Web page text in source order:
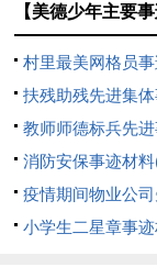
【美德少年主要
村里最美网格员
篇）
扶残助残先进集
教师师德标兵先
（精选26篇）
消防安保事迹材
疫情期间物业公
料小学生二星章事